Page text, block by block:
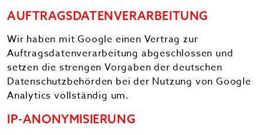
AUFTRAGSDATENVERARBEITUNG
Wir haben mit Google einen Vertrag zur
Auftragsdatenverarbeitung abgeschlossen und
setzen die strengen Vorgaben der deutschen
Datenschutzbehörden bei der Nutzung von Google
Analytics vollständig um.
IP-ANONYMISIERUNG